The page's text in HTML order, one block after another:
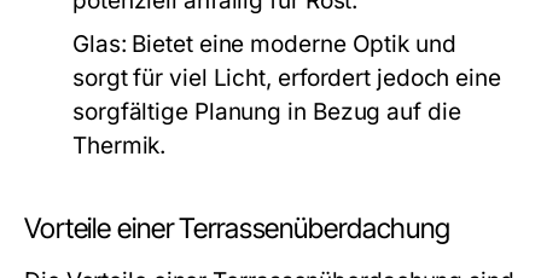
Glas: Bietet eine moderne Optik und
sorgt für viel Licht, erfordert jedoch eine
sorgfältige Planung in Bezug auf die
Thermik.
Vorteile einer Terrassenüberdachung